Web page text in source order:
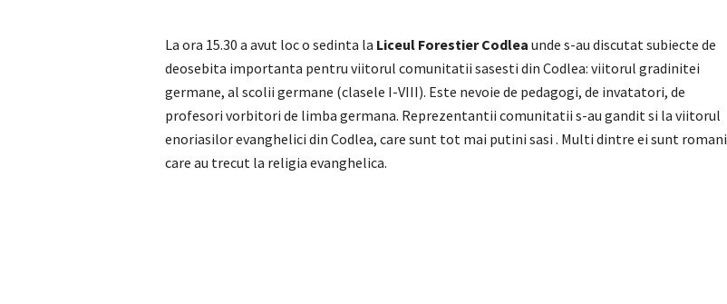
La ora 15.30 a avut loc o sedinta la Liceul Forestier Codlea unde s-au discutat subiecte de
deosebita importanta pentru viitorul comunitatii sasesti din Codlea: viitorul gradinitei
germane, al scolii germane (clasele I-VIII). Este nevoie de pedagogi, de invatatori, de
profesori vorbitori de limba germana. Reprezentantii comunitatii s-au gandit si la viitorul
enoriasilor evanghelici din Codlea, care sunt tot mai putini sasi . Multi dintre ei sunt romani
care au trecut la religia evanghelica.